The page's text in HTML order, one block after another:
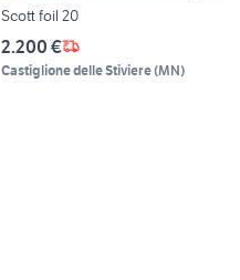
Scott foil 20
2.200 €
Castiglione delle Stiviere(MN)